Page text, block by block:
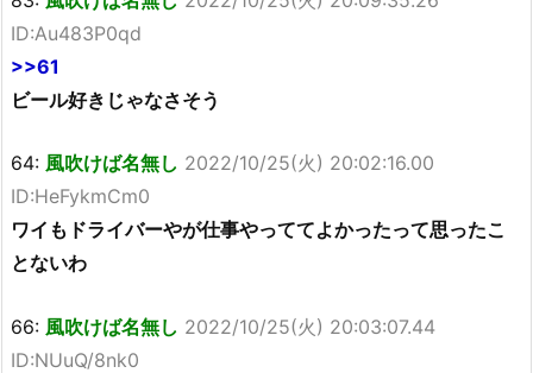
ID:Au483P0qd
>>61
ビール好きじゃなさそう
64: 風吹けば名無し 2022/10/25(火) 20:02:16.00
ID:HeFykmCm0
ワイもドライバーやが仕事やっててよかったって思ったこ
とないわ
66: 風吹けば名無し 2022/10/25(火) 20:03:07.44
ID:NUuQ/8nk0